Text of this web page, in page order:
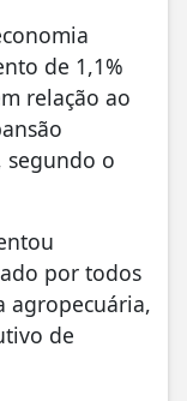
de 1,1%
relação ao
segundo o
por todos
agropecuária,
de